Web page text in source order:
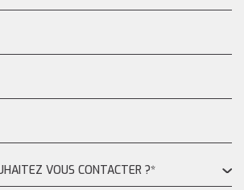
VOUS CONTACTER ?*